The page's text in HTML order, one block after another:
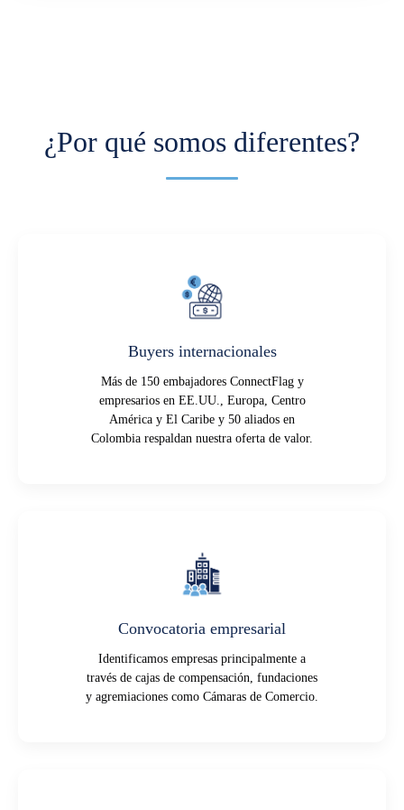
¿Por qué somos diferentes?
Buyers internacionales
Más de 150 embajadores ConnectFlag y
empresarios en EE.UU., Europa, Centro
América y El Caribe y 50 aliados en
Colombia respaldan nuestra oferta de valor.
Convocatoria empresarial
Identificamos empresas principalmente a
través de cajas de compensación, fundaciones
y agremiaciones como Cámaras de Comercio.